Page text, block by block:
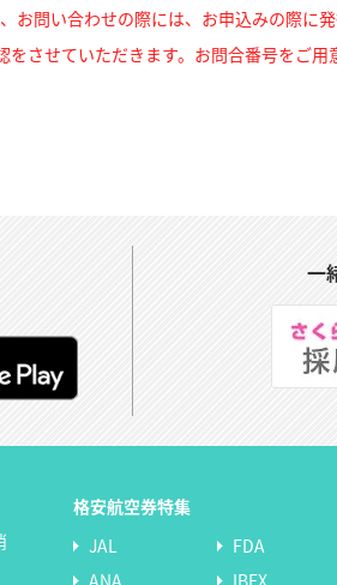
お問い合わせの際には、お申込みの際に
させていただきます。 お問合番号をご用
一
格安航空券特集
JAL
FDA
ANA
IBEX